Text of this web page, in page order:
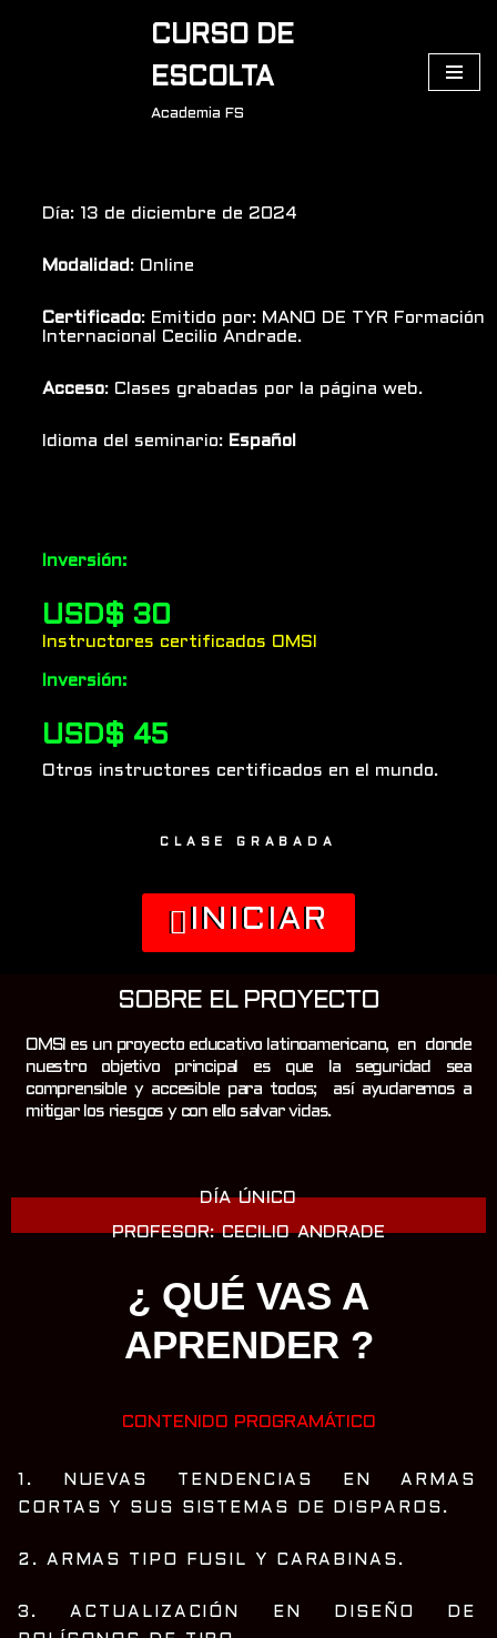
CURSO DE
ESCOLTA
Academia FS
Día: 13 de diciembre de 2024
Modalidad : Online
Certificado: Emitido por: MANO DE TYR Formación
Internacional Cecilio Andrade.
Acceso: Clases grabadas por la página web.
Idioma del seminario: Español
Inversión:
USD$ 30
Instructores certificados OMSI
Inversión:
USD$ 45
Otros instructores certificados en el mundo.
CLASE GRABADA
INICIAR
SOBRE EL PROYECTO
OMSI es un proyecto educativo latinoamericano, en donde
nuestro objetivo principal es que la seguridad sea
comprensible y accesible para todos; así ayudaremos a
mitigar los riesgos y con ello salvar vidas.
DÍA ÚNICO
PROFESOR: CECILIO ANDRADE
¿ QUÉ VAS A
APRENDER ?
CONTENIDO PROGRAMÁTICO
1. NUEVAS TENDENCIAS EN ARMAS
CORTAS Y SUS SISTEMAS DE DISPAROS.
2. ARMAS TIPO FUSIL Y CARABINAS.
3. ACTUALIZACIÓN EN DISEÑO DE